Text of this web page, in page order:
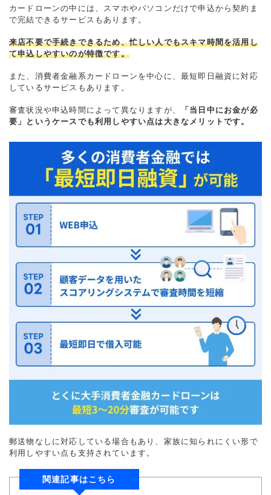
カードローンの中には、スマホやパソコンだけで申込から契約ま
で完結できるサービスもあります。
来店不要で手続きできるため、忙しい人でもスキマ時間を活用し
て申込しやすいのが特徴です。
また、消費者金融系カードローンを中心に、最短即日融資に対応
しているサービスもあります。
審査状況や申込時間によって異なりますが、
「当日中にお金が必
要」というケースでも利用しやすい点は大きなメリットです。
郵送物なしに対応している場合もあり、家族に知られにくい形で
利用しやすい点も支持されています。
関連記事はこちら